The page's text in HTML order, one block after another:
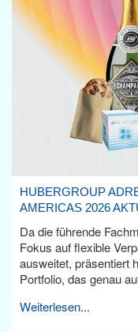
HUBERGROUP
AMERICAS 2026
Da die führende
Fokus auf flexible
ausweitet, präsentiert
Portfolio, das genau
Weiterlesen...